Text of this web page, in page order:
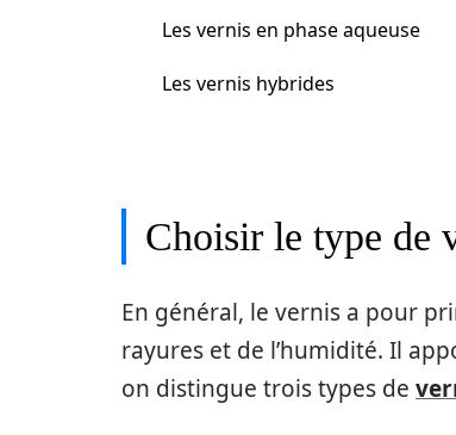
Les vernis en phase aqueuse
Les vernis hybrides
Choisir le type de
En général, le vernis a pour
rayures et de l’humidité. Il
on distingue trois types de